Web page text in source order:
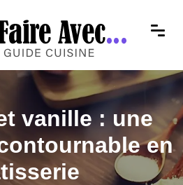
vanille : une
en